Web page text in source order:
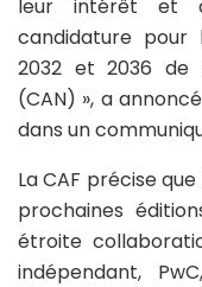
leur intérêt et
candidature pour
2032 et 2036 de
(CAN) », a
dans un
La CAF précise
prochaines
étroite
indépendant,